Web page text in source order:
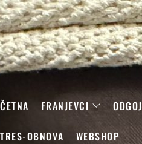
FRANJEVCI ODGOJ
OBNOVA WEBSHOP